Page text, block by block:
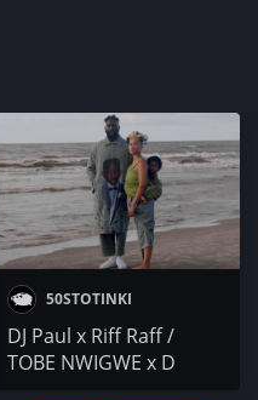
50STOTINKI
DJ Paul x Riff Raff /
TOBE NWIGWE x D